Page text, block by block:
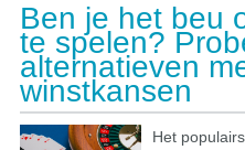
Ben je het beu
te spelen?
alternatieven
winstkansen
Het